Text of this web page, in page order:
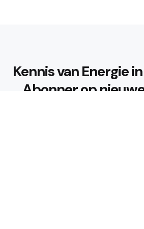
Kennis van Energie in
Abonner op